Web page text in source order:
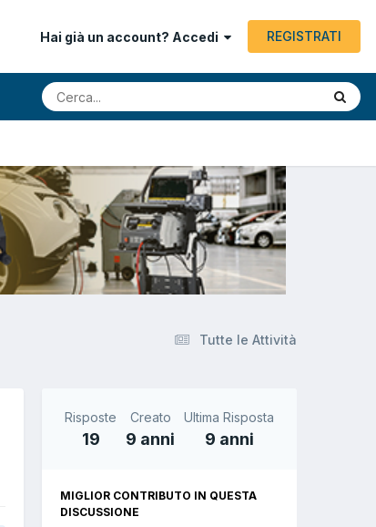
Hai già un account? Accedi REGISTRATI
Tutte le Attività
Risposte
19
Creato
9 anni
Ultima Risposta
9 anni
MIGLIOR CONTRIBUTO IN QUESTA
DISCUSSIONE